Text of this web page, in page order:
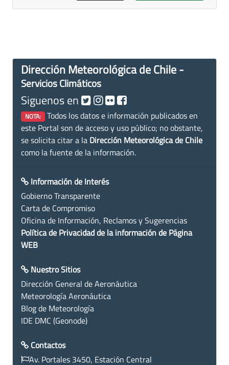
Dirección Meteorológica de Chile -
Servicios Climáticos
Siguenos en
NOTA: Todos los datos e información publicados en
este Portal son de acceso y uso público; no obstante,
se solicita citar a la Dirección Meteorológica de Chile
como la fuente de la información.
Información de Interés
Gobierno Transparente
Carta de Compromiso
Oficina de Información, Reclamos y Sugerencias
Política de Privacidad de la información de Página
WEB
Nuestro Sitios
Dirección General de Aeronáutica
Meteorología Aeronáutica
Blog de Meteorología
IDE DMC (Geonode)
Contactos
Av. Portales 3450, Estación Central